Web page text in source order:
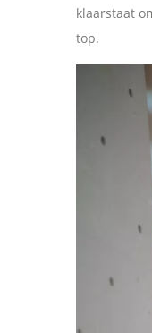
n
o
klaarstaat
top.